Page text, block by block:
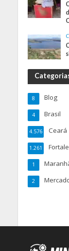
Blog
8
Brasil
4
Ceará
4.576
1.261
1
2